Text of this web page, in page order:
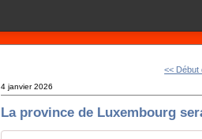
<< Début
4 janvier 2026
La province de Luxembourg